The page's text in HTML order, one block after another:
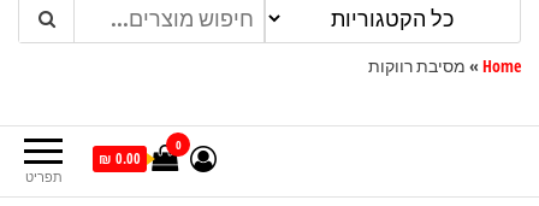
Home
» מסיבת רווקות
תפריט
0
0.00 ₪